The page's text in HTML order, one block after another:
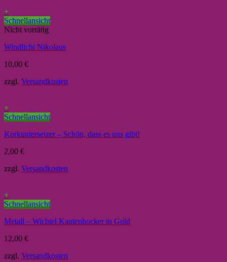
+
Schnellansicht
Nicht vorrätig
Windlicht Nikolaus
10,00 €
zzgl. Versandkosten
+
Schnellansicht
Korkuntersetzer – Schön, dass es uns gibt!
2,00 €
zzgl. Versandkosten
+
Schnellansicht
Metall – Wichtel Kantenhocker in Gold
12,00 €
zzgl. Versandkosten